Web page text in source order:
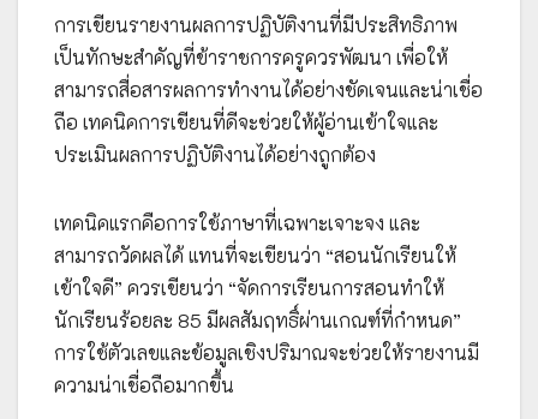
การเขียนรายงานผลการปฏิบัติงานที่มีประสิทธิภาพ
เป็นทักษะสำคัญที่ข้าราชการครูควรพัฒนา เพื่อให้
สามารถสื่อสารผลการทำงานได้อย่างชัดเจนและน่าเชื่อ
ถือ เทคนิคการเขียนที่ดีจะช่วยให้ผู้อ่านเข้าใจและ
ประเมินผลการปฏิบัติงานได้อย่างถูกต้อง
เทคนิคแรกคือการใช้ภาษาที่เฉพาะเจาะจง และ
สามารถวัดผลได้ แทนที่จะเขียนว่า “สอนนักเรียนให้
เข้าใจดี” ควรเขียนว่า “จัดการเรียนการสอนทำให้
นักเรียนร้อยละ 85 มีผลสัมฤทธิ์ผ่านเกณฑ์ที่กำหนด”
การใช้ตัวเลขและข้อมูลเชิงปริมาณจะช่วยให้รายงานมี
ความน่าเชื่อถือมากขึ้น